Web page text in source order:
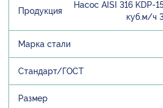
Насос AISI 316 KDP-
куб.м/ч